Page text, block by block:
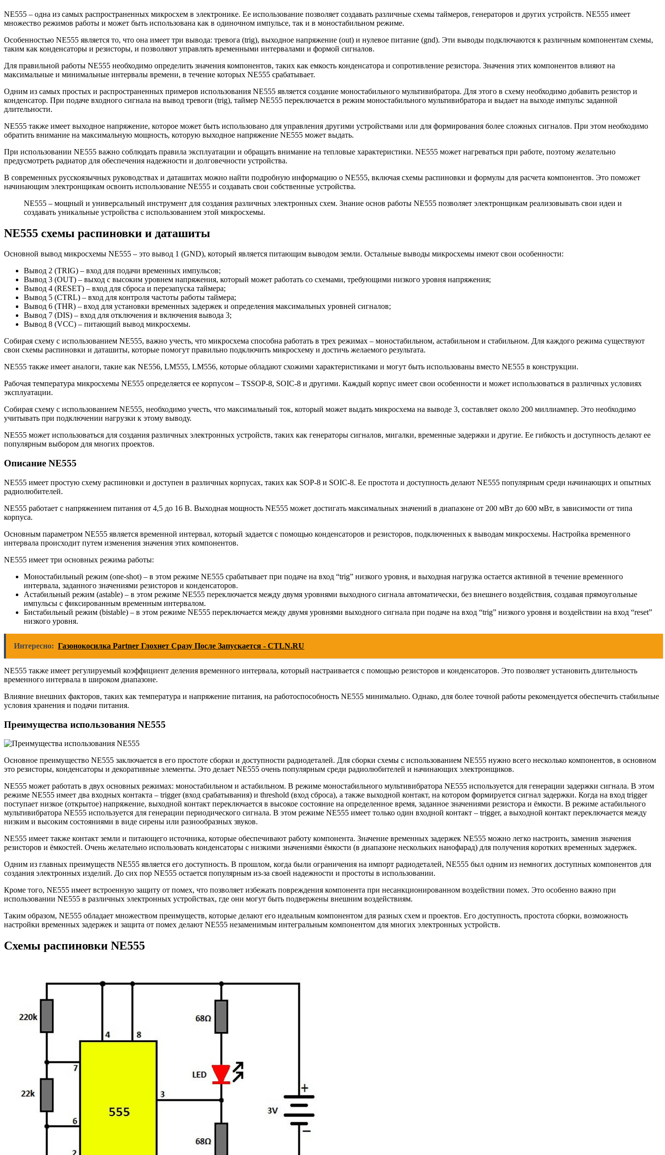
NE555 – одна из самых распространенных микросхем в электронике. Ее использование позволяет создавать различные схемы таймеров, генераторов и других устройств. NE555 имеет
множество режимов работы и может быть использована как в одиночном импульсе, так и в моностабильном режиме.
Особенностью NE555 является то, что она имеет три вывода: тревога (trig), выходное напряжение (out) и нулевое питание (gnd). Эти выводы подключаются к различным компонентам схемы,
таким как конденсаторы и резисторы, и позволяют управлять временными интервалами и формой сигналов.
Для правильной работы NE555 необходимо определить значения компонентов, таких как емкость конденсатора и сопротивление резистора. Значения этих компонентов влияют на
максимальные и минимальные интервалы времени, в течение которых NE555 срабатывает.
Одним из самых простых и распространенных примеров использования NE555 является создание моностабильного мультивибратора. Для этого в схему необходимо добавить резистор и
конденсатор. При подаче входного сигнала на вывод тревоги (trig), таймер NE555 переключается в режим моностабильного мультивибратора и выдает на выходе импульс заданной
длительности.
NE555 также имеет выходное напряжение, которое может быть использовано для управления другими устройствами или для формирования более сложных сигналов. При этом необходимо
обратить внимание на максимальную мощность, которую выходное напряжение NE555 может выдать.
При использовании NE555 важно соблюдать правила эксплуатации и обращать внимание на тепловые характеристики. NE555 может нагреваться при работе, поэтому желательно
предусмотреть радиатор для обеспечения надежности и долговечности устройства.
В современных русскоязычных руководствах и даташитах можно найти подробную информацию о NE555, включая схемы распиновки и формулы для расчета компонентов. Это поможет
начинающим электронщикам освоить использование NE555 и создавать свои собственные устройства.
NE555 – мощный и универсальный инструмент для создания различных электронных схем. Знание основ работы NE555 позволяет электронщикам реализовывать свои идеи и
создавать уникальные устройства с использованием этой микросхемы.
NE555 схемы распиновки и даташиты
Основной вывод микросхемы NE555 – это вывод 1 (GND), который является питающим выводом земли. Остальные выводы микросхемы имеют свои особенности:
Вывод 2 (TRIG) – вход для подачи временных импульсов;
Вывод 3 (OUT) – выход с высоким уровнем напряжения, который может работать со схемами, требующими низкого уровня напряжения;
Вывод 4 (RESET) – вход для сброса и перезапуска таймера;
Вывод 5 (CTRL) – вход для контроля частоты работы таймера;
Вывод 6 (THR) – вход для установки временных задержек и определения максимальных уровней сигналов;
Вывод 7 (DIS) – вход для отключения и включения вывода 3;
Вывод 8 (VCC) – питающий вывод микросхемы.
Собирая схему с использованием NE555, важно учесть, что микросхема способна работать в трех режимах – моностабильном, астабильном и стабильном. Для каждого режима существуют
свои схемы распиновки и даташиты, которые помогут правильно подключить микросхему и достичь желаемого результата.
NE555 также имеет аналоги, такие как NE556, LM555, LM556, которые обладают схожими характеристиками и могут быть использованы вместо NE555 в конструкции.
Рабочая температура микросхемы NE555 определяется ее корпусом – TSSOP-8, SOIC-8 и другими. Каждый корпус имеет свои особенности и может использоваться в различных условиях
эксплуатации.
Собирая схему с использованием NE555, необходимо учесть, что максимальный ток, который может выдать микросхема на выводе 3, составляет около 200 миллиампер. Это необходимо
учитывать при подключении нагрузки к этому выводу.
NE555 может использоваться для создания различных электронных устройств, таких как генераторы сигналов, мигалки, временные задержки и другие. Ее гибкость и доступность делают ее
популярным выбором для многих проектов.
Описание NE555
NE555 имеет простую схему распиновки и доступен в различных корпусах, таких как SOP-8 и SOIC-8. Ее простота и доступность делают NE555 популярным среди начинающих и опытных
радиолюбителей.
NE555 работает с напряжением питания от 4,5 до 16 В. Выходная мощность NE555 может достигать максимальных значений в диапазоне от 200 мВт до 600 мВт, в зависимости от типа
корпуса.
Основным параметром NE555 является временной интервал, который задается с помощью конденсаторов и резисторов, подключенных к выводам микросхемы. Настройка временного
интервала происходит путем изменения значения этих компонентов.
NE555 имеет три основных режима работы:
Моностабильный режим (one-shot) – в этом режиме NE555 срабатывает при подаче на вход “trig” низкого уровня, и выходная нагрузка остается активной в течение временного
интервала, заданного значениями резисторов и конденсаторов.
Астабильный режим (astable) – в этом режиме NE555 переключается между двумя уровнями выходного сигнала автоматически, без внешнего воздействия, создавая прямоугольные
импульсы с фиксированным временным интервалом.
Бистабильный режим (bistable) – в этом режиме NE555 переключается между двумя уровнями выходного сигнала при подаче на вход “trig” низкого уровня и воздействии на вход “reset”
низкого уровня.
Интересно: Газонокосилка Partner Глохнет Сразу После Запускается - CTLN.RU
NE555 также имеет регулируемый коэффициент деления временного интервала, который настраивается с помощью резисторов и конденсаторов. Это позволяет установить длительность
временного интервала в широком диапазоне.
Влияние внешних факторов, таких как температура и напряжение питания, на работоспособность NE555 минимально. Однако, для более точной работы рекомендуется обеспечить стабильные
условия хранения и подачи питания.
Преимущества использования NE555
Основное преимущество NE555 заключается в его простоте сборки и доступности радиодеталей. Для сборки схемы с использованием NE555 нужно всего несколько компонентов, в основном
это резисторы, конденсаторы и декоративные элементы. Это делает NE555 очень популярным среди радиолюбителей и начинающих электронщиков.
NE555 может работать в двух основных режимах: моностабильном и астабильном. В режиме моностабильного мультивибратора NE555 используется для генерации задержки сигнала. В этом
режиме NE555 имеет два входных контакта – trigger (вход срабатывания) и threshold (вход сброса), а также выходной контакт, на котором формируется сигнал задержки. Когда на вход trigger
поступает низкое (открытое) напряжение, выходной контакт переключается в высокое состояние на определенное время, заданное значениями резистора и ёмкости. В режиме астабильного
мультивибратора NE555 используется для генерации периодического сигнала. В этом режиме NE555 имеет только один входной контакт – trigger, а выходной контакт переключается между
низким и высоким состояниями в виде сирены или разнообразных звуков.
NE555 имеет также контакт земли и питающего источника, которые обеспечивают работу компонента. Значение временных задержек NE555 можно легко настроить, заменив значения
резисторов и ёмкостей. Очень желательно использовать конденсаторы с низкими значениями ёмкости (в диапазоне нескольких нанофарад) для получения коротких временных задержек.
Одним из главных преимуществ NE555 является его доступность. В прошлом, когда были ограничения на импорт радиодеталей, NE555 был одним из немногих доступных компонентов для
создания электронных изделий. До сих пор NE555 остается популярным из-за своей надежности и простоты в использовании.
Кроме того, NE555 имеет встроенную защиту от помех, что позволяет избежать повреждения компонента при несанкционированном воздействии помех. Это особенно важно при
использовании NE555 в различных электронных устройствах, где они могут быть подвержены внешним воздействиям.
Таким образом, NE555 обладает множеством преимуществ, которые делают его идеальным компонентом для разных схем и проектов. Его доступность, простота сборки, возможность
настройки временных задержек и защита от помех делают NE555 незаменимым интегральным компонентом для многих электронных устройств.
Схемы распиновки NE555